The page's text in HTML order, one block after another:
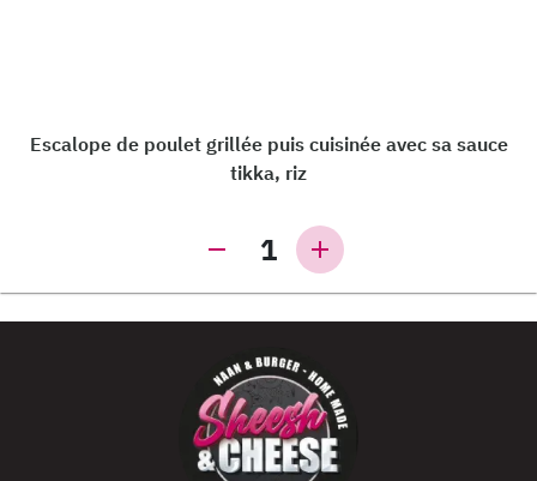
Escalope de poulet grillée puis cuisinée avec sa sauce
tikka, riz
1